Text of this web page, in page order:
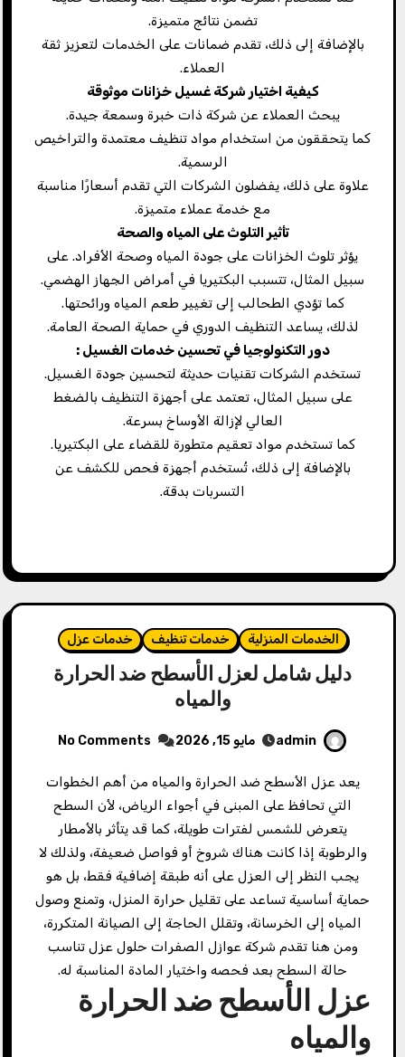
تضمن نتائج متميزة.
بالإضافة إلى ذلك، تقدم ضمانات على الخدمات لتعزيز ثقة
العملاء.
كيفية اختيار شركة غسيل خزانات موثوقة
يبحث العملاء عن شركة ذات خبرة وسمعة جيدة.
كما يتحققون من استخدام مواد تنظيف معتمدة والتراخيص
الرسمية.
علاوة على ذلك، يفضلون الشركات التي تقدم أسعارًا مناسبة
مع خدمة عملاء متميزة.
تأثير التلوث على المياه والصحة
يؤثر تلوث الخزانات على جودة المياه وصحة الأفراد. على
سبيل المثال، تتسبب البكتيريا في أمراض الجهاز الهضمي.
كما تؤدي الطحالب إلى تغيير طعم المياه ورائحتها.
لذلك، يساعد التنظيف الدوري في حماية الصحة العامة.
دور التكنولوجيا في تحسين خدمات الغسيل :
تستخدم الشركات تقنيات حديثة لتحسين جودة الغسيل.
على سبيل المثال، تعتمد على أجهزة التنظيف بالضغط
العالي لإزالة الأوساخ بسرعة.
كما تستخدم مواد تعقيم متطورة للقضاء على البكتيريا.
بالإضافة إلى ذلك، تُستخدم أجهزة فحص للكشف عن
التسربات بدقة.
الخدمات المنزلية خدمات تنظيف خدمات عزل
دليل شامل لعزل الأسطح ضد الحرارة
والمياه
admin مايو 15, 2026 No Comments
يعد عزل الأسطح ضد الحرارة والمياه من أهم الخطوات
التي تحافظ على المبنى في أجواء الرياض، لأن السطح
يتعرض للشمس لفترات طويلة، كما قد يتأثر بالأمطار
والرطوبة إذا كانت هناك شروخ أو فواصل ضعيفة، ولذلك لا
يجب النظر إلى العزل على أنه طبقة إضافية فقط، بل هو
حماية أساسية تساعد على تقليل حرارة المنزل، وتمنع وصول
المياه إلى الخرسانة، وتقلل الحاجة إلى الصيانة المتكررة،
ومن هنا تقدم شركة عوازل الصفرات حلول عزل تناسب
حالة السطح بعد فحصه واختيار المادة المناسبة له.
عزل الأسطح ضد الحرارة
والمياه